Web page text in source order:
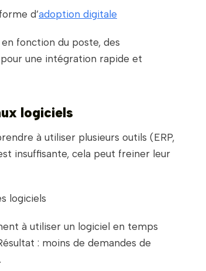
d’adoption digitale
fonction du poste, des
une intégration rapide et
logiciels
à utiliser plusieurs outils (ERP,
insuffisante, cela peut freiner leur
logiciels
à utiliser un logiciel en temps
: moins de demandes de